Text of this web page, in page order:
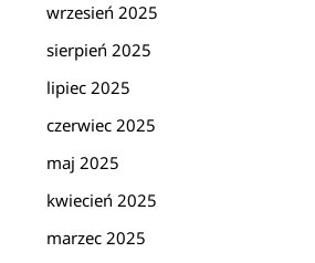
wrzesień 2025
sierpień 2025
lipiec 2025
czerwiec 2025
maj 2025
kwiecień 2025
marzec 2025